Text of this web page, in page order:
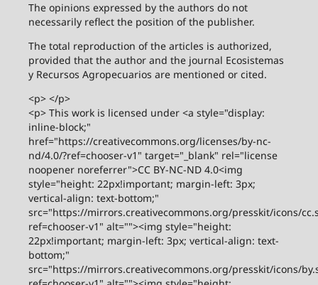
The opinions expressed by the authors do not
necessarily reflect the position of the publisher.
The total reproduction of the articles is authorized,
provided that the author and the journal Ecosistemas
y Recursos Agropecuarios are mentioned or cited.
<p> </p>
<p> This work is licensed under <a style="display:
inline-block;"
href="https://creativecommons.org/licenses/by-nc-
nd/4.0/?ref=chooser-v1" target="_blank" rel="license
noopener noreferrer">CC BY-NC-ND 4.0<img
style="height: 22px!important; margin-left: 3px;
vertical-align: text-bottom;"
src="https://mirrors.creativecommons.org/presskit/icons/
ref=chooser-v1" alt=""><img style="height:
22px!important; margin-left: 3px; vertical-align: text-
bottom;"
src="https://mirrors.creativecommons.org/presskit/icons/